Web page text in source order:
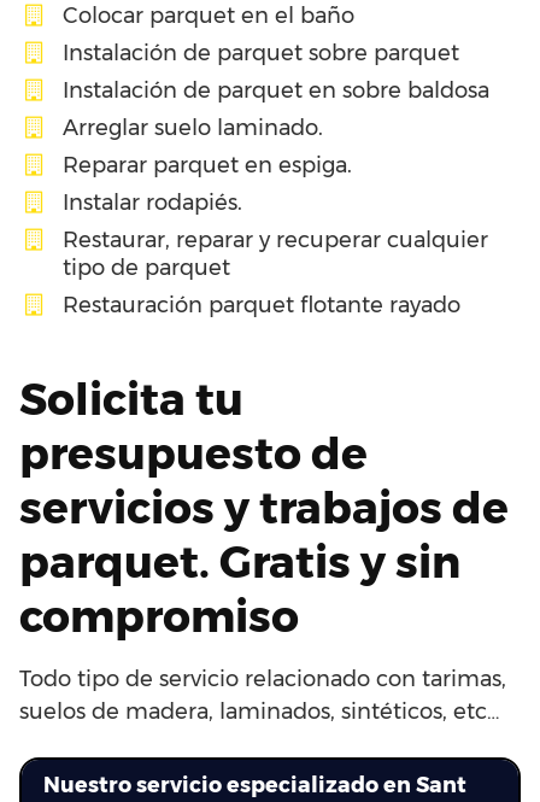
Colocar parquet en el baño
Instalación de parquet sobre parquet
Instalación de parquet en sobre baldosa
Arreglar suelo laminado.
Reparar parquet en espiga.
Instalar rodapiés.
Restaurar, reparar y recuperar cualquier
tipo de parquet
Restauración parquet flotante rayado
Solicita tu
presupuesto de
servicios y trabajos de
parquet. Gratis y sin
compromiso
Todo tipo de servicio relacionado con tarimas,
suelos de madera, laminados, sintéticos, etc…
Nuestro servicio especializado en Sant